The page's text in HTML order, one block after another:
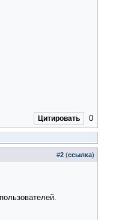
Цитировать 0
#2 (ссылка)